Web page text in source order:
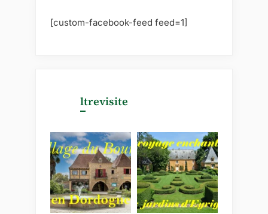
[custom-facebook-feed feed=1]
ltrevisite